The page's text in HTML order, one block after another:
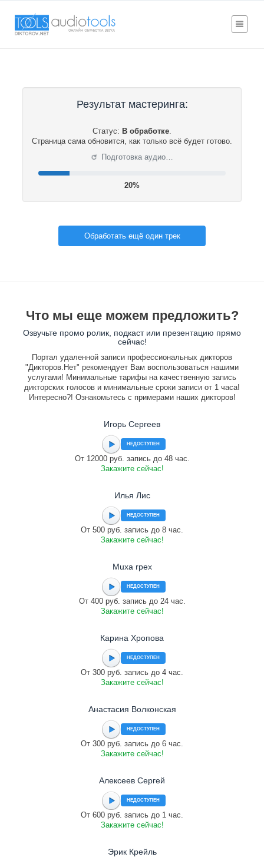
Результат мастеринга:
Статус: В обработке.
Страница сама обновится, как только всё будет готово.
⟳ Подготовка аудио…
21%
Обработать ещё один трек
Что мы еще можем предложить?
Озвучьте промо ролик, подкаст или презентацию прямо
сейчас!
Портал удаленной записи профессиональных дикторов
"Дикторов.Нет" рекомендует Вам воспользоваться нашими
услугами! Минимальные тарифы на качественную запись
дикторских голосов и минимальные сроки записи от 1 часа!
Интересно?! Ознакомьтесь с примерами наших дикторов!
Игорь Сергеев
НЕДОСТУПЕН
От 12000 руб. запись до 48 час.
Закажите сейчас!
Илья Лис
НЕДОСТУПЕН
От 500 руб. запись до 8 час.
Закажите сейчас!
Muxa rpex
НЕДОСТУПЕН
От 400 руб. запись до 24 час.
Закажите сейчас!
Карина Хропова
НЕДОСТУПЕН
От 300 руб. запись до 4 час.
Закажите сейчас!
Анастасия Волконская
НЕДОСТУПЕН
От 300 руб. запись до 6 час.
Закажите сейчас!
Алексеев Сергей
НЕДОСТУПЕН
От 600 руб. запись до 1 час.
Закажите сейчас!
Эрик Крейль